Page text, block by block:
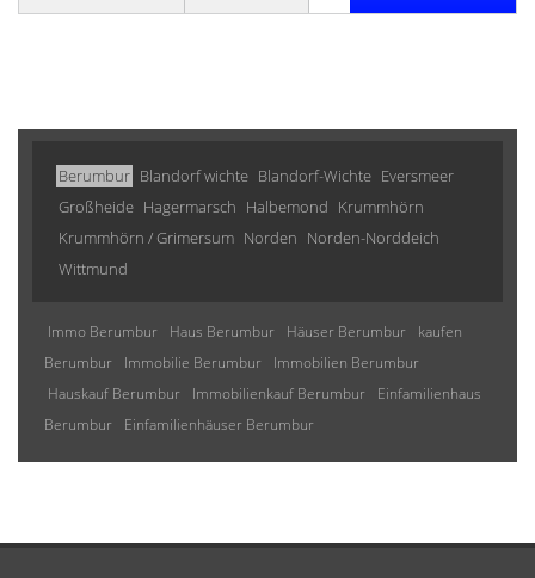
Berumbur Blandorf wichte Blandorf-Wichte Eversmeer
Großheide Hagermarsch Halbemond Krummhörn
Krummhörn / Grimersum Norden Norden-Norddeich
Wittmund
Immo Berumbur Haus Berumbur Häuser Berumbur
kaufen
Berumbur
Immobilie Berumbur
Immobilien Berumbur
Hauskauf Berumbur
Immobilienkauf Berumbur
Einfamilienhaus
Berumbur
Einfamilienhäuser Berumbur